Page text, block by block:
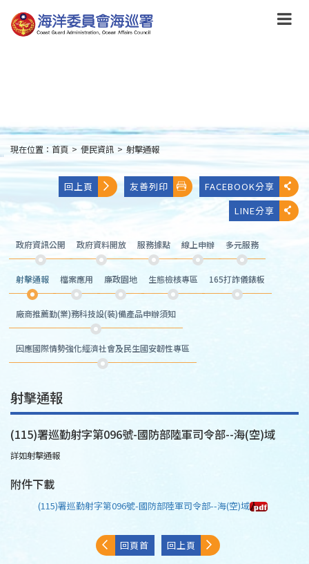
到
主
:::
現在位置： 首頁 > 便民資訊 > 射擊通報
回上頁 友善列印
FACEBOOK分享
LINE分享
政府資訊公開 政府資料開放 服務據點 線上申辦 多元服務
射擊通報 檔案應用 廉政園地 生態檢核專區 165打詐儀錶板
廠商推薦勤(業)務科技設(裝)備產品申辦須知
因應國際情勢強化經濟社會及民生國安韌性專區
射擊通報
(115)署巡勤射字第096號-國防部陸軍司令部--海(空)域
詳如射擊通報
附件下載
(115)署巡勤射字第096號-國防部陸軍司令部--海(空)域
回頁首 回上頁